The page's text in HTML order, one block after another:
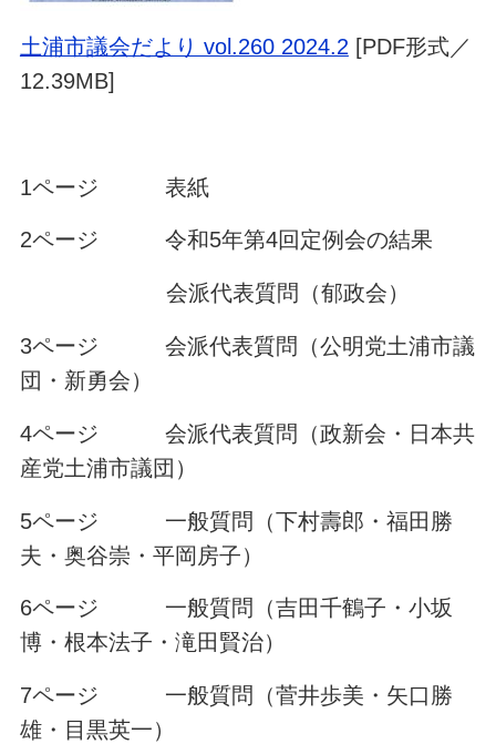
土浦市議会だより vol.260 2024.2 [PDF形式／
12.39MB]
1ページ 表紙
2ページ 令和5年第4回定例会の結果
会派代表質問（郁政会）
3ページ 会派代表質問（公明党土浦市議
団・新勇会）
4ページ 会派代表質問（政新会・日本共
産党土浦市議団）
5ページ 一般質問（下村壽郎・福田勝
夫・奥谷崇・平岡房子）
6ページ 一般質問（吉田千鶴子・小坂
博・根本法子・滝田賢治）
7ページ 一般質問（菅井歩美・矢口勝
雄・目黒英一）